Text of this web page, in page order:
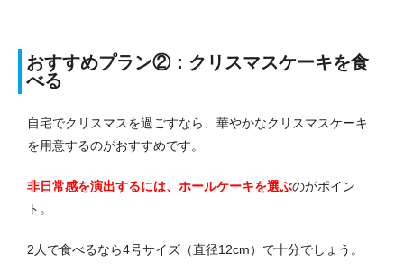
おすすめプラン②：クリスマスケーキを食
べる
自宅でクリスマスを過ごすなら、華やかなクリスマスケーキ
を用意するのがおすすめです。
非日常感を演出するには、ホールケーキを選ぶのがポイン
ト。
2人で食べるなら4号サイズ（直径12cm）で十分でしょう。